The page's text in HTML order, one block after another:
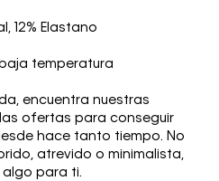
12% Elastano
temperatura
encuentra nuestras
ofertas para conseguir
hace tanto tiempo. No
atrevido o minimalista,
algo para ti.